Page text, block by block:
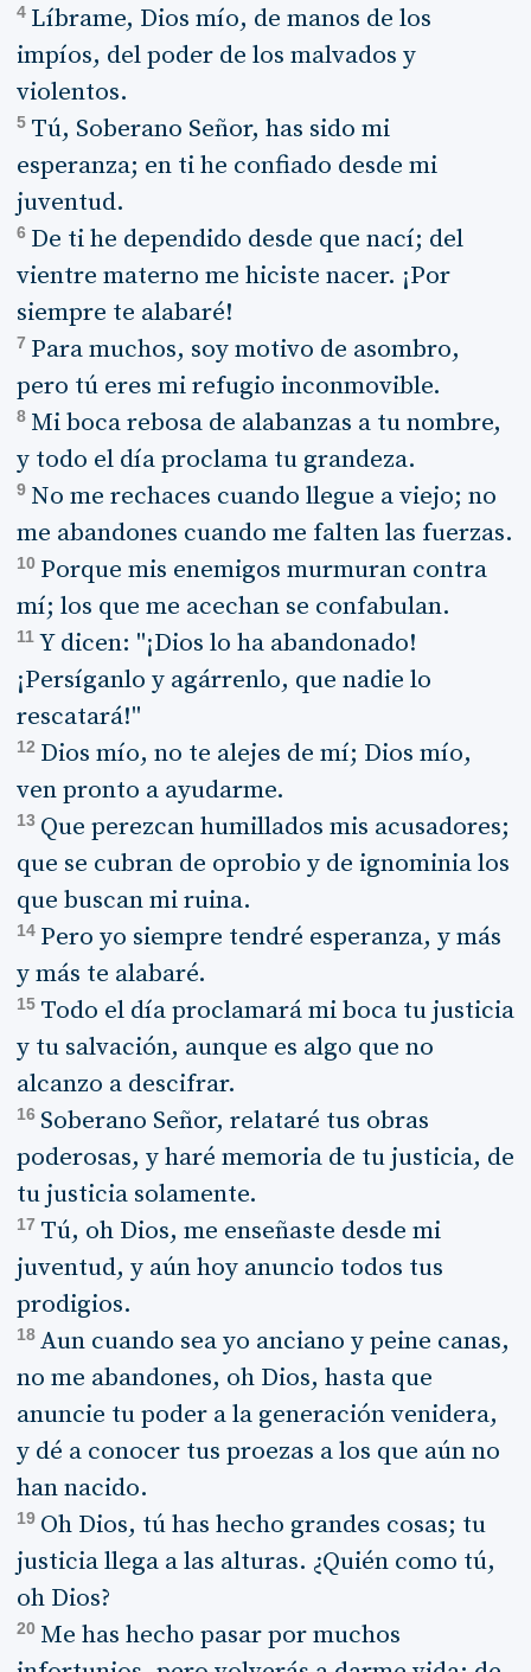
4 Líbrame, Dios mío, de manos de los
impíos, del poder de los malvados y
violentos.
5 Tú, Soberano Señor, has sido mi
esperanza; en ti he confiado desde mi
juventud.
6 De ti he dependido desde que nací; del
vientre materno me hiciste nacer. ¡Por
siempre te alabaré!
7 Para muchos, soy motivo de asombro,
pero tú eres mi refugio inconmovible.
8 Mi boca rebosa de alabanzas a tu nombre,
y todo el día proclama tu grandeza.
9 No me rechaces cuando llegue a viejo; no
me abandones cuando me falten las fuerzas.
10 Porque mis enemigos murmuran contra
mí; los que me acechan se confabulan.
11 Y dicen: "¡Dios lo ha abandonado!
¡Persíganlo y agárrenlo, que nadie lo
rescatará!"
12 Dios mío, no te alejes de mí; Dios mío,
ven pronto a ayudarme.
13 Que perezcan humillados mis acusadores;
que se cubran de oprobio y de ignominia los
que buscan mi ruina.
14 Pero yo siempre tendré esperanza, y más
y más te alabaré.
15 Todo el día proclamará mi boca tu justicia
y tu salvación, aunque es algo que no
alcanzo a descifrar.
16 Soberano Señor, relataré tus obras
poderosas, y haré memoria de tu justicia, de
tu justicia solamente.
17 Tú, oh Dios, me enseñaste desde mi
juventud, y aún hoy anuncio todos tus
prodigios.
18 Aun cuando sea yo anciano y peine canas,
no me abandones, oh Dios, hasta que
anuncie tu poder a la generación venidera,
y dé a conocer tus proezas a los que aún no
han nacido.
19 Oh Dios, tú has hecho grandes cosas; tu
justicia llega a las alturas. ¿Quién como tú,
oh Dios?
20 Me has hecho pasar por muchos